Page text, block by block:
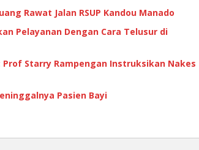
Rawat Jalan RSUP Kandou Manado
Pelayanan Dengan Cara Telusur di
Prof Starry Rampengan Instruksikan Nakes
Pasien Bayi